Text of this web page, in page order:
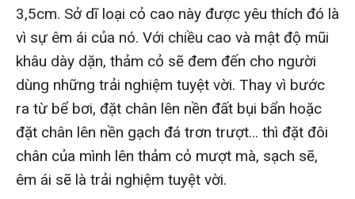
3,5cm. Sở dĩ loại cỏ cao này được yêu thích đó là
vì sự êm ái của nó. Với chiều cao và mật độ mũi
khâu dày dặn, thảm cỏ sẽ đem đến cho người
dùng những trải nghiệm tuyệt vời. Thay vì bước
ra từ bể bơi, đặt chân lên nền đất bụi bẩn hoặc
đặt chân lên nền gạch đá trơn trượt… thì đặt đôi
chân của mình lên thảm cỏ mượt mà, sạch sẽ,
êm ái sẽ là trải nghiệm tuyệt vời.